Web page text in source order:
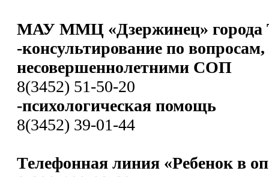
МАУ ММЦ «Дзержинец» города
-консультирование по
несовершеннолетними СОП
8(3452) 51-50-20
-психологическая помощь
8(3452) 39-01-44
Телефонная линия «Ребенок в